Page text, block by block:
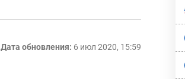
Дата обновления: 6 июл 2020, 15:59